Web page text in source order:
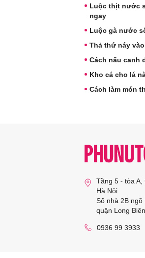
Luộc thịt nước
ngay
Luộc gà nước
Thả thứ náy
Cách nấu canh
Kho cá cho lá
Cách làm món
Tầng 5 - tòa A,
Hà Nội
Số nhà 2B ngõ
quận Long
0936 99 3933